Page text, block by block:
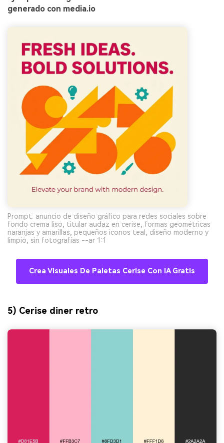
generado con media.io
Prompt: anuncio de diseño gráfico para redes sociales sobre
fondo crema liso, titular audaz en cerise, formas geométricas
naranjas y amarillas, pequeños iconos teal, diseño moderno y
limpio, sin fotografías --ar 1:1
Crea Visuales De Paletas Cerise Con IA Gratis
5) Cerise diner retro